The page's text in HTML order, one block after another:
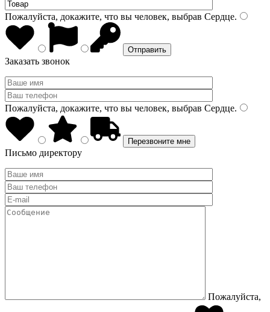
Пожалуйста, докажите, что вы человек, выбрав Сердце.
Заказать звонок
Пожалуйста, докажите, что вы человек, выбрав Сердце.
Письмо директору
Пожалуйста,